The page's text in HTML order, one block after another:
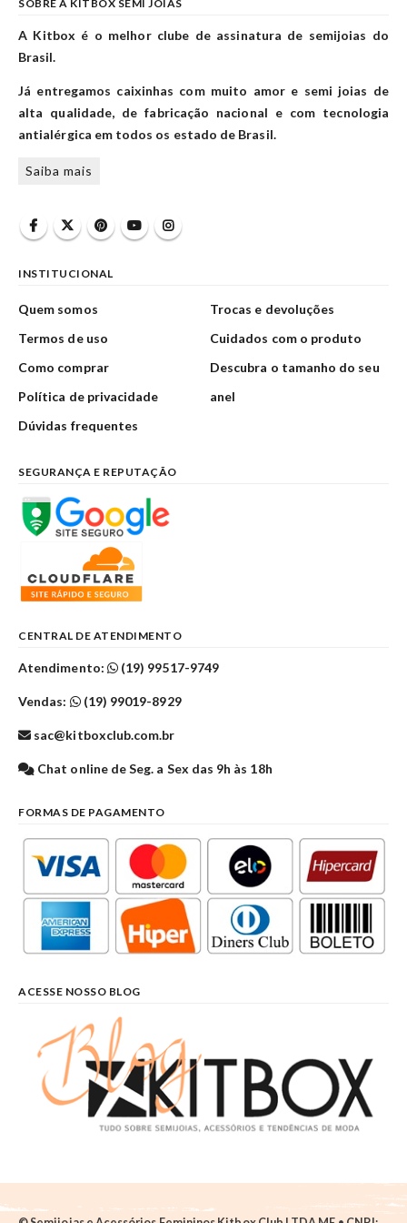
SOBRE A KITBOX SEMI JOIAS
A Kitbox é o melhor clube de assinatura de semijoias do
Brasil.
Já entregamos caixinhas com muito amor e semi joias de
alta qualidade, de fabricação nacional e com tecnologia
antialérgica em todos os estado de Brasil.
Saiba mais
INSTITUCIONAL
Quem somos
Termos de uso
Como comprar
Política de privacidade
Dúvidas frequentes
Trocas e devoluções
Cuidados com o produto
Descubra o tamanho do seu
anel
SEGURANÇA E REPUTAÇÃO
CENTRAL DE ATENDIMENTO
Atendimento: (19) 99517-9749
Vendas: (19) 99019-8929
sac@kitboxclub.com.br
Chat online de Seg. a Sex das 9h às 18h
FORMAS DE PAGAMENTO
ACESSE NOSSO BLOG